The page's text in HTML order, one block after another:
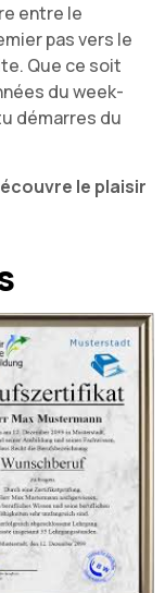
entre le
pas vers le
Que ce soit
du week-
démarres du
le plaisir